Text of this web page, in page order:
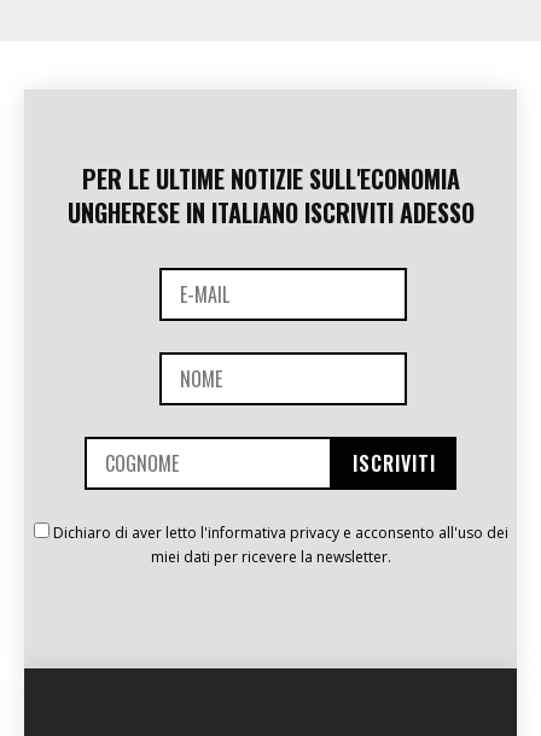
PER LE ULTIME NOTIZIE SULL'ECONOMIA
UNGHERESE IN ITALIANO ISCRIVITI ADESSO
Dichiaro di aver letto l'informativa privacy e acconsento all'uso dei
miei dati per ricevere la newsletter.